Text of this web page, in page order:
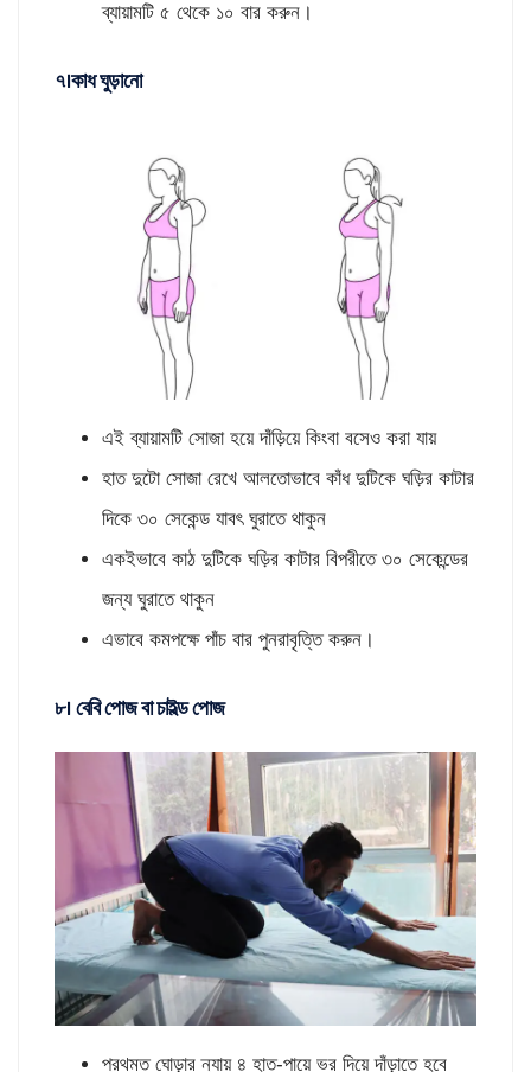
ব্যায়ামটি ৫ থেকে ১০ বার করুন।
৭।কাধ ঘুড়ানো
এই ব্যায়ামটি সোজা হয়ে দাঁড়িয়ে কিংবা বসেও করা যায়
হাত দুটো সোজা রেখে আলতোভাবে কাঁধ দুটিকে ঘড়ির কাটার
দিকে ৩০ সেকেন্ড যাবৎ ঘুরাতে থাকুন
একইভাবে কাঠ দুটিকে ঘড়ির কাটার বিপরীতে ৩০ সেকেন্ডের
জন্য ঘুরাতে থাকুন
এভাবে কমপক্ষে পাঁচ বার পুনরাবৃত্তি করুন।
৮। বেবি পোজ বা চাইল্ড পোজ
প্রথমত ঘোড়ার ন্যায় ৪ হাত-পায়ে ভর দিয়ে দাঁড়াতে হবে